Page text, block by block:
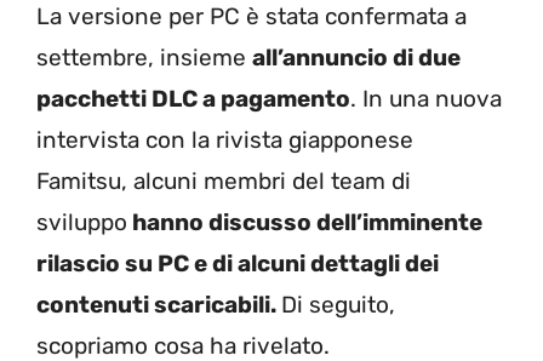
La versione per PC è stata confermata a
settembre, insieme all’annuncio di due
pacchetti DLC a pagamento. In una nuova
intervista con la rivista giapponese
Famitsu, alcuni membri del team di
sviluppo hanno discusso dell’imminente
rilascio su PC e di alcuni dettagli dei
contenuti scaricabili. Di seguito,
scopriamo cosa ha rivelato.